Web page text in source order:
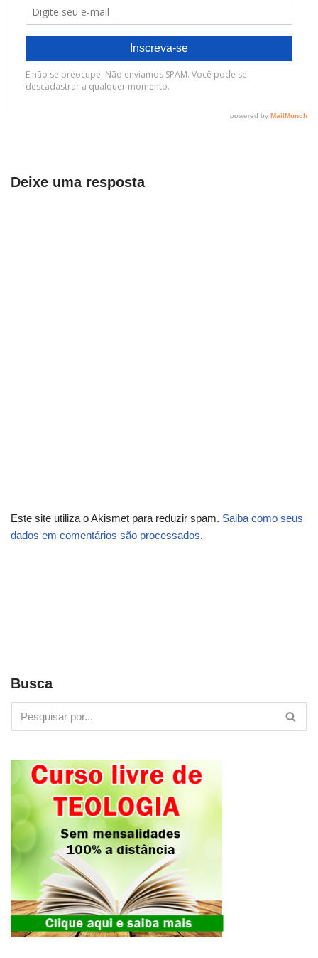
Deixe uma resposta
Este site utiliza o Akismet para reduzir spam. Saiba como seus
dados em comentários são processados.
Busca